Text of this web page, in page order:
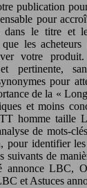
publication
pour
dans le titre et
les acheteurs
votre
pertinente,
pour
de la «
et moins
homme taille L
de mots-
pour identifier
suivants de
LBC,
et Astuces